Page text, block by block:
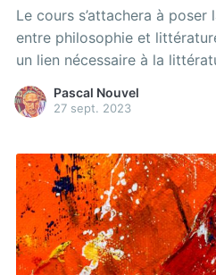
Le cours s’attachera à
entre philosophie et
un lien nécessaire à la
« celui qui n’écrit pas »,
et une bonne part de la
Pascal Nouvel
27 sept. 2023